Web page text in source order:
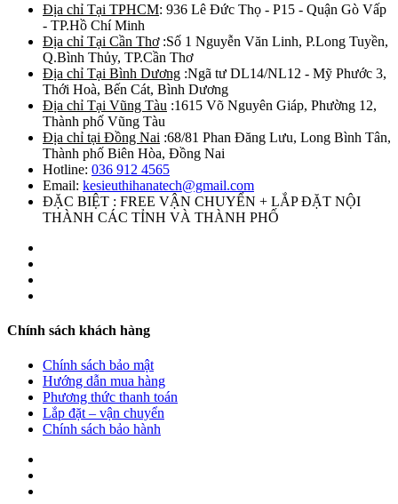
Địa chỉ Tại TPHCM: 936 Lê Đức Thọ - P15 - Quận Gò Vấp
- TP.Hồ Chí Minh
Địa chỉ Tại Cần Thơ:Số 1 Nguyễn Văn Linh, P.Long Tuyền,
Q.Bình Thủy, TP.Cần Thơ
Địa chỉ Tại Bình Dương :Ngã tư DL14/NL12 - Mỹ Phước 3,
Thới Hoà, Bến Cát, Bình Dương
Địa chỉ Tại Vũng Tàu :1615 Võ Nguyên Giáp, Phường 12,
Thành phố Vũng Tàu
Địa chỉ tại Đồng Nai :68/81 Phan Đăng Lưu, Long Bình Tân,
Thành phố Biên Hòa, Đồng Nai
Hotline: 036 912 4565
Email: kesieuthihanatech@gmail.com
ĐẶC BIỆT : FREE VẬN CHUYỂN + LẮP ĐẶT NỘI
THÀNH CÁC TỈNH VÀ THÀNH PHỐ
Chính sách khách hàng
Chính sách bảo mật
Hướng dẫn mua hàng
Phương thức thanh toán
Lắp đặt – vận chuyển
Chính sách bảo hành